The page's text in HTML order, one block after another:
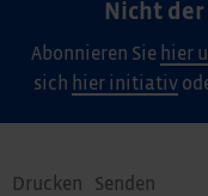
Nicht der
Abonnieren Sie hier
sich hier initiativ
Drucken Senden